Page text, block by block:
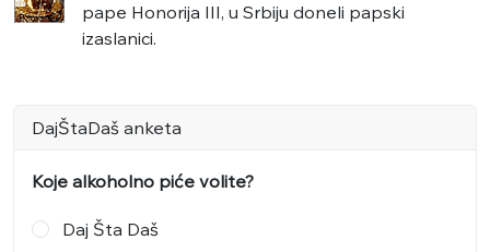
pape Honorija III, u Srbiju doneli papski
izaslanici.
DajŠtaDaš anketa
Koje alkoholno piće volite?
Daj Šta Daš